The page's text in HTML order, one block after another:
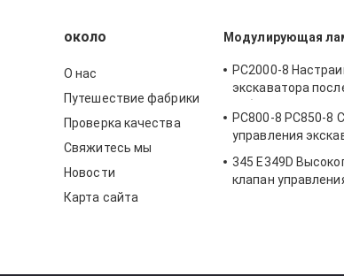
около
О нас
Путешествие фабрики
Проверка качества
Свяжитесь мы
Новости
Карта сайта
Модулирующая
PC2000-8
экскаватора
Главный клапан
PC800-8 PC850-8
управления
345 E349D
клапан